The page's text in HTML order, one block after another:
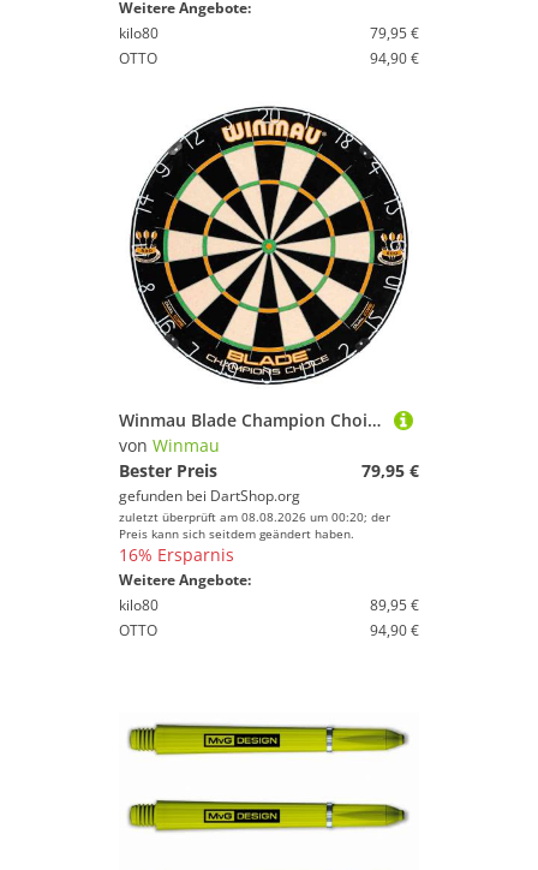
Weitere Angebote:
kilo80
79,95 €
OTTO
94,90 €
Winmau Blade Champion Choice Dual Core (Trainingsboard)
von Winmau
Bester Preis
79,95 €
gefunden bei DartShop.org
zuletzt überprüft am 08.08.2026 um 00:20; der
Preis kann sich seitdem geändert haben.
16% Ersparnis
Weitere Angebote:
kilo80
89,95 €
OTTO
94,90 €